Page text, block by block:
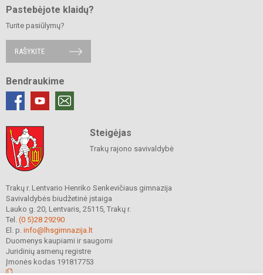
Pastebėjote klaidų?
Turite pasiūlymų?
RAŠYKITE
Bendraukime
Steigėjas
Trakų rajono savivaldybė
Trakų r. Lentvario Henriko Senkevičiaus gimnazija
Savivaldybės biudžetinė įstaiga
Lauko g. 20, Lentvaris, 25115, Trakų r.
Tel. (0 5)28 29290
El. p. info@lhsgimnazija.lt
Duomenys kaupiami ir saugomi
Juridinių asmenų registre
Įmonės kodas 191817753